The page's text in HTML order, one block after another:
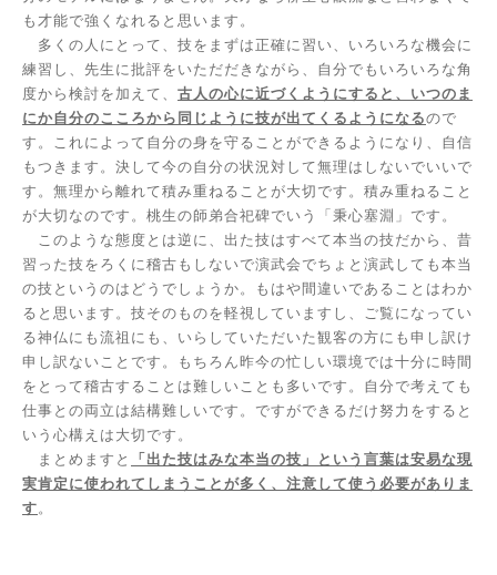
も才能で強くなれると思います。
多くの人にとって、技をまずは正確に習い、いろいろな機会に
練習し、先生に批評をいただだきながら、自分でもいろいろな角
度から検討を加えて、 古人の心に近づくようにすると、いつのま
にか自分のこころから同じように技が出てくるようになるので
す。これによって自分の身を守ることができるようになり、自信
もつきます。決して今の自分の状況対して無理はしないでいいで
す。無理から離れて積み重ねることが大切です。積み重ねること
が大切なのです。桃生の師弟合祀碑でいう「秉心塞淵」です。
このような態度とは逆に、出た技はすべて本当の技だから、昔
習った技をろくに稽古もしないで演武会でちょと演武しても本当
の技というのはどうでしょうか。もはや間違いであることはわか
ると思います。技そのものを軽視していますし、ご覧になってい
る神仏にも流祖にも、いらしていただいた観客の方にも申し訳け
申し訳ないことです。もちろん昨今の忙しい環境では十分に時間
をとって稽古することは難しいことも多いです。自分で考えても
仕事との両立は結構難しいです。ですができるだけ努力をすると
いう心構えは大切です。
まとめますと
「出た技はみな本当の技」という言葉は安易な現
実肯定に使われてしまうことが多く、注意して使う必要がありま
す 。